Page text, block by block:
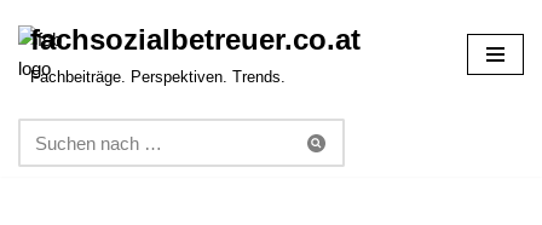
Zum
springen
fachsozialbetreuer.co.at
Fachbeiträge. Perspektiven. Trends.